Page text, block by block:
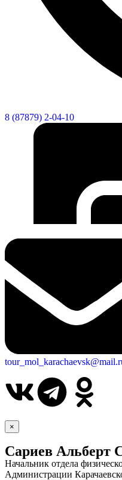
8 (87879) 2-04-10
×
Сариев Альберт
Начальник отдела
Администрации